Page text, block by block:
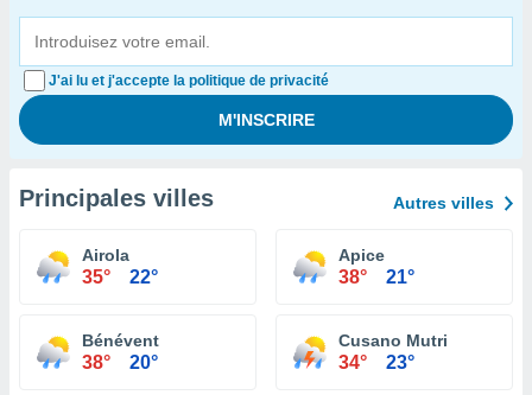
J'ai lu et j'accepte la politique de privacité
Principales villes Autres villes
Airola
35° 22°
Apice
38° 21°
Bénévent
38° 20°
Cusano Mutri
34° 23°